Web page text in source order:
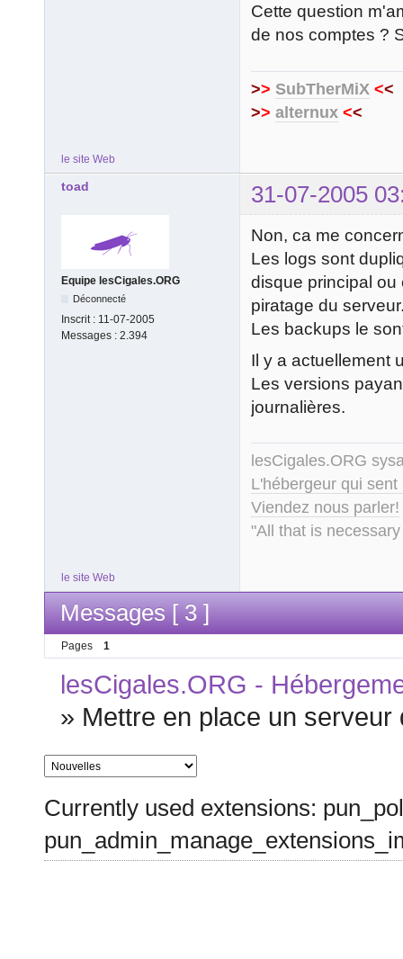
Cette question
de nos comptes ?
>> SubTherMiX <<
>> alternux <<
le site Web
toad 31-07-2005
Equipe lesCigales.ORG
Déconnecté
Inscrit : 11-07-2005
Messages : 2.394
Non, ca me
Les logs sont
disque principal ou
piratage du
Les backups le
Il y a actuellement
Les versions
journalières.
lesCigales.ORG
L'hébergeur qui
Viendez nous parler!
"All that is
le site Web
Messages [ 3 ]
Pages 1
lesCigales.ORG -
» Mettre en place un
Currently used extensions: